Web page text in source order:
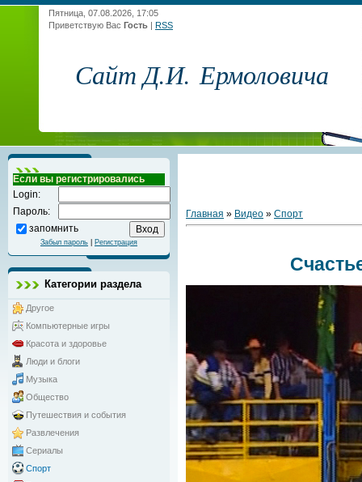
Пятница, 07.08.2026, 17:05
Приветствую Вас Гость | RSS
Сайт Д.И. Ермоловича
Если вы регистрировались
Login:
Пароль:
запомнить
Забыл пароль Регистрация
Категории раздела
Другое
Компьютерные игры
Красота и здоровье
Люди и блоги
Музыка
Общество
Путешествия и события
Развлечения
Сериалы
Спорт
Главная » Видео » Спорт